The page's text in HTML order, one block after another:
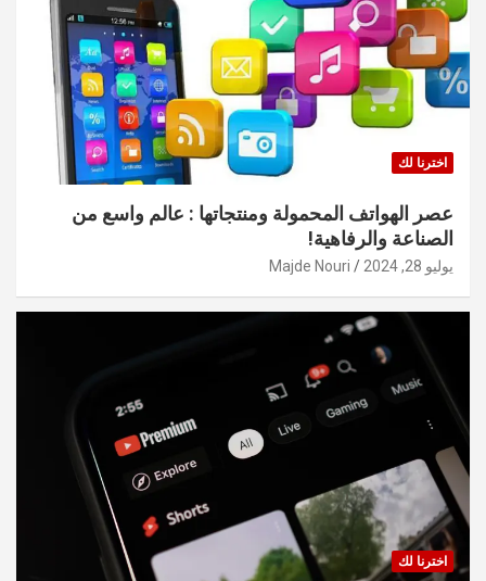
اخترنا لك
عصر الهواتف المحمولة ومنتجاتها : عالم واسع من
الصناعة والرفاهية!
يوليو 28, 2024 Majde Nouri
اخترنا لك